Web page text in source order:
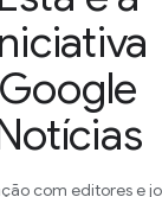
Google
com editores e